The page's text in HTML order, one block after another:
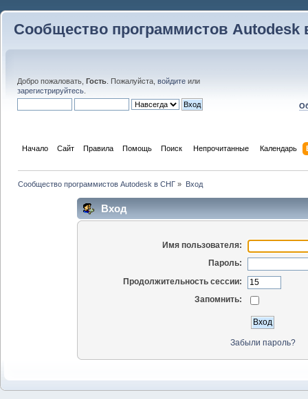
Сообщество программистов Autodesk
Добро пожаловать, Гость . Пожалуйста, войдите или
зарегистрируйтесь
Начало Сайт Правила Помощь Поиск Непрочитанные Календарь
Сообщество программистов Autodesk в СНГ » Вход
Вход
Имя пользователя:
Пароль:
Продолжительность сессии:
Запомнить:
Забыли пароль?